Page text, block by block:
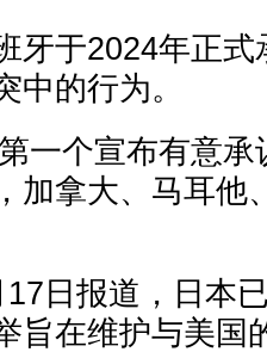
牙于2024年正
中的行为。
一个宣布有意
加拿大、马耳他
日报道，日本
旨在维护与美国